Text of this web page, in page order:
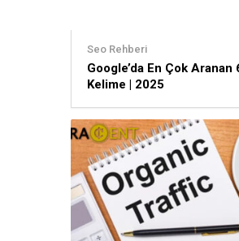
Seo Rehberi
Google’da En Çok Aranan
Kelime | 2025